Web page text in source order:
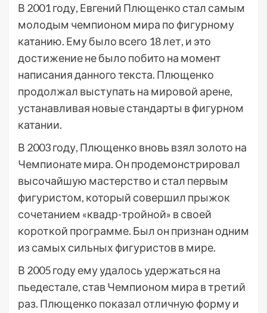
В 2001 году, Евгений Плющенко стал самым
молодым чемпионом мира по фигурному
катанию. Ему было всего 18 лет, и это
достижение не было побито на момент
написания данного текста. Плющенко
продолжал выступать на мировой арене,
устанавливая новые стандарты в фигурном
катании.
В 2003 году, Плющенко вновь взял золото на
Чемпионате мира. Он продемонстрировал
высочайшую мастерство и стал первым
фигуристом, который совершил прыжок
сочетанием «квадр-тройной» в своей
короткой программе. Был он признан одним
из самых сильных фигуристов в мире.
В 2005 году ему удалось удержаться на
пьедестале, став Чемпионом мира в третий
раз. Плющенко показал отличную форму и